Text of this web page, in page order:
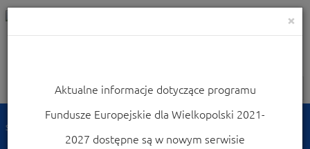
Nawigacja
Strona główna
×
Aktualne informacje dotyczące programu
Fundusze Europejskie dla Wielkopolski 2021-
2027 dostępne są w nowym serwisie